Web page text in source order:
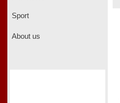
Sport
About us